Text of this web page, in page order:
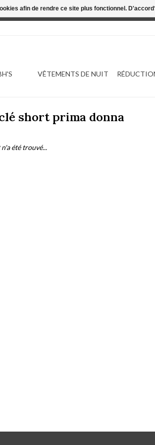
VÊTEMENTS DE NUIT
short prima donna
été trouvé...
afin de rendre ce site plus fonctionnel.
est en construction. Toute